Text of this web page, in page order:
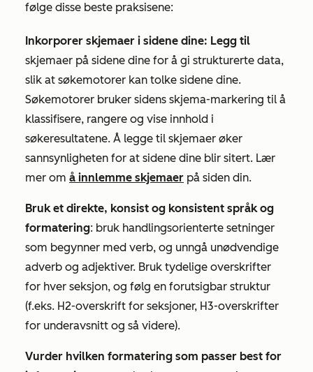
følge disse beste praksisene:
Inkorporer skjemaer i sidene dine: Legg til
skjemaer på sidene dine for å gi strukturerte data,
slik at søkemotorer kan tolke sidene dine.
Søkemotorer bruker sidens skjema-markering til å
klassifisere, rangere og vise innhold i
søkeresultatene. Å legge til skjemaer øker
sannsynligheten for at sidene dine blir sitert. Lær
mer om å innlemme skjemaer på siden din.
Bruk et direkte, konsist og konsistent språk og
formatering: bruk handlingsorienterte setninger
som begynner med verb, og unngå unødvendige
adverb og adjektiver. Bruk tydelige overskrifter
for hver seksjon, og følg en forutsigbar struktur
(f.eks. H2-overskrift for seksjoner, H3-overskrifter
for underavsnitt og så videre).
Vurder hvilken formatering som passer best for